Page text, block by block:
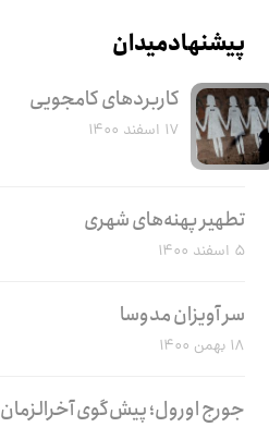
پیشنهاد میدان
کاربرد‌های کامجویی
۱۷ اسفند ۱۴۰۰
تطهیر پهنه‌های شهری
۵ اسفند ۱۴۰۰
سر آویزان مدوسا
۱۸ بهمن ۱۴۰۰
جورج اورول؛ پیش‌گوی آخرالزمان